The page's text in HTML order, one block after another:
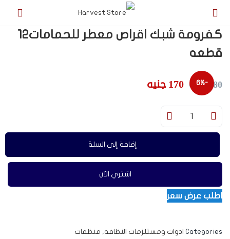
كفرومة شبك اقراص معطر للحمامات12
قطعه
-6% 180 جنيه 170 جنيه
إضافة إلى السلة
اشتري الآن
اطلب عرض سعر
Categories ادوات ومستلزمات النظافه, منظفات